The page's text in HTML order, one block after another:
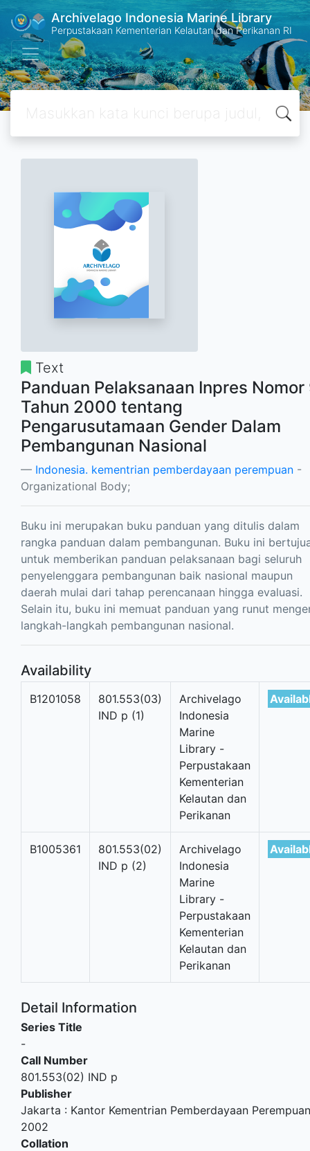
Archivelago Indonesia Marine Library
Perpustakaan Kementerian Kelautan dan Perikanan RI
Text
Panduan Pelaksanaan Inpres Nomor
Tahun 2000 tentang
Pengarusutamaan Gender Dalam
Pembangunan Nasional
Indonesia. kementrian pemberdayaan perempuan -
Organizational Body;
Buku ini merupakan buku panduan yang ditulis dalam
rangka panduan dalam pembangunan. Buku ini
untuk memberikan panduan pelaksanaan bagi seluruh
penyelenggara pembangunan baik nasional maupun
daerah mulai dari tahap perencanaan hingga evaluasi.
Selain itu, buku ini memuat panduan yang runut
langkah-langkah pembangunan nasional.
Availability
B1201058
801.553(03)
IND p (1)
Archivelago
Indonesia
Marine
Library -
Perpustakaan
Kementerian
Kelautan dan
Perikanan
B1005361
801.553(02)
IND p (2)
Archivelago
Indonesia
Marine
Library -
Perpustakaan
Kementerian
Kelautan dan
Perikanan
Detail Information
Series Title
-
Call Number
801.553(02) IND p
Publisher
Jakarta : Kantor Kementrian Pemberdayaan Perempuan
2002
Collation